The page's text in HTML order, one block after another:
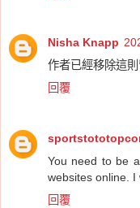
Nisha Knapp
作者已經移除這則
回覆
You need to be
websites online. I
回覆